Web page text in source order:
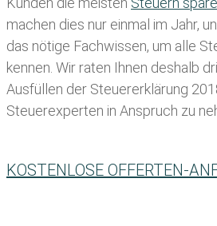
machen dies nur einmal im Jahr,
das nötige Fachwissen, um alle
kennen. Wir raten Ihnen deshalb
Ausfüllen der Steuererklärung
Steuerexperten in Anspruch zu
KOSTENLOSE OFFERTEN-